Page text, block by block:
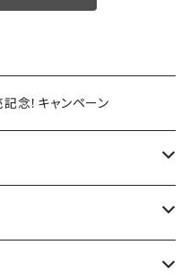
念！キャンペーン